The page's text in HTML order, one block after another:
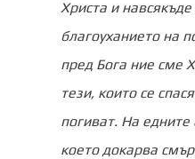
Христа и
благоуханието на
пред Бога ние сме
тези, които се
погиват. На
което докарва